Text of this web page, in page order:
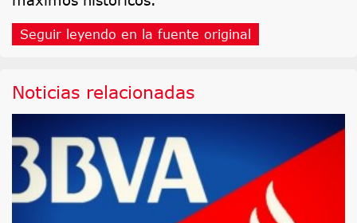
Seguir leyendo en la fuente original
Noticias relacionadas